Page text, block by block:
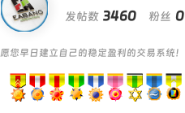
发帖数 3460 粉丝 0
愿您早日建立自己的稳定盈利的交易系统！